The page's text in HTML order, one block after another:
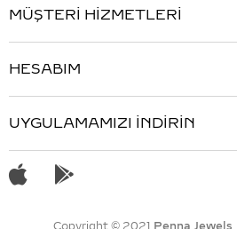
MÜŞTERİ HİZMETLERİ
HESABIM
UYGULAMAMIZI İNDİRİN
Copyright © 2021 Penna Jewels